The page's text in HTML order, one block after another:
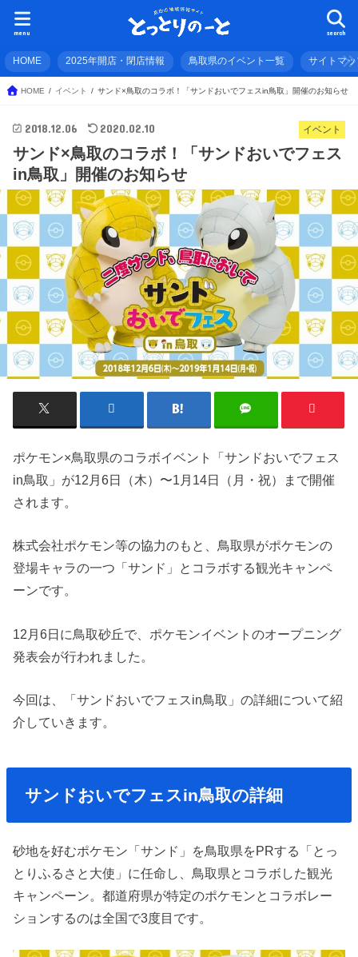
search
menu
HOME 2025年開店・閉店情報 鳥取県のイベント一覧 サイトマッ
HOME イベント サンド×鳥取のコラボ！「サンドおいでフェスin鳥取」開催のお知らせ
イベント
2018.12.06 2020.02.10
サンド×鳥取のコラボ！「サンドおいでフェス
in鳥取」開催のお知らせ
ポケモン×鳥取県のコラボイベント「サンドおいでフェス
in鳥取」が12月6日（木）〜1月14日（月・祝）まで開催
されます。
株式会社ポケモン等の協力のもと、鳥取県がポケモンの
登場キャラの一つ「サンド」とコラボする観光キャンペ
ーンです。
12月6日に鳥取砂丘で、ポケモンイベントのオープニング
発表会が行われました。
今回は、「サンドおいでフェスin鳥取」の詳細について紹
介していきます。
サンドおいでフェスin鳥取の詳細
砂地を好むポケモン「サンド」を鳥取県をPRする「とっ
とりふるさと大使」に任命し、鳥取県とコラボした観光
キャンペーン。都道府県が特定のポケモンとコラボレー
ションするのは全国で3度目です。